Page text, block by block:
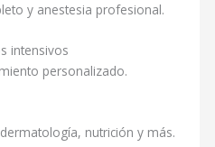
y anestesia profesional.
intensivos
personalizado.
nutrición y más.